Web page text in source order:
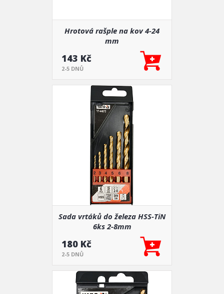
Hrotová rašple na kov 4-24
mm
143 Kč
2-5 DNŮ
Sada vrtáků do železa HSS-TiN
6ks 2-8mm
180 Kč
2-5 DNŮ